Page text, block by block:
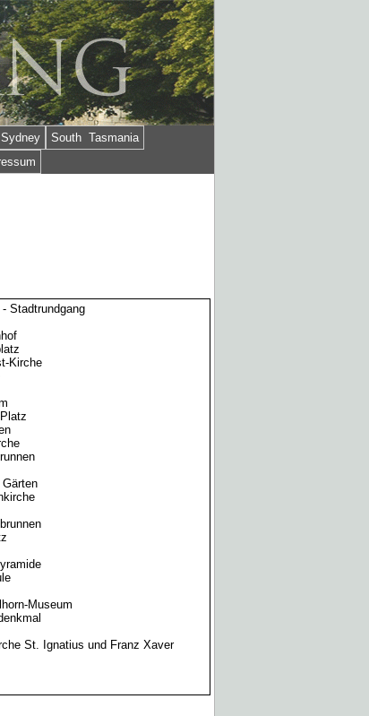
Sydney
South Tasmania
- Stadtrundgang
Kirche
Gärten
Museum
St. Ignatius und Franz Xaver